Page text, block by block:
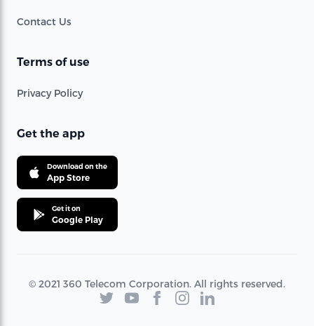
Contact Us
Terms of use
Privacy Policy
Get the app
Download on the
App Store
Get it on
Google Play
© 2021 360 Telecom Corporation. All rights reserved.